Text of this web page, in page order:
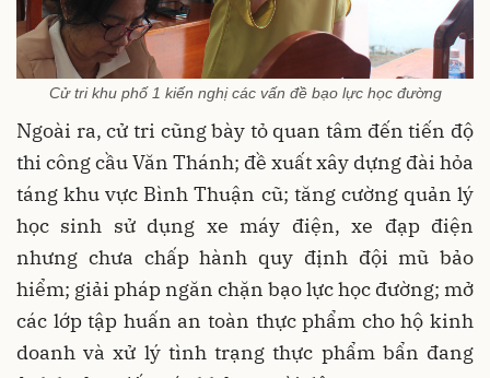
Cử tri khu phố 1 kiến nghị các vấn đề bạo lực học đường
Ngoài ra, cử tri cũng bày tỏ quan tâm đến tiến độ
thi công cầu Văn Thánh; đề xuất xây dựng đài hỏa
táng khu vực Bình Thuận cũ; tăng cường quản lý
học sinh sử dụng xe máy điện, xe đạp điện
nhưng chưa chấp hành quy định đội mũ bảo
hiểm; giải pháp ngăn chặn bạo lực học đường; mở
các lớp tập huấn an toàn thực phẩm cho hộ kinh
doanh và xử lý tình trạng thực phẩm bẩn đang